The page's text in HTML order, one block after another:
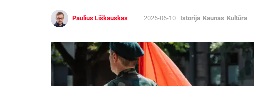
Paulius Liškauskas 2026-06-10 Istorija Kaunas Kultūra